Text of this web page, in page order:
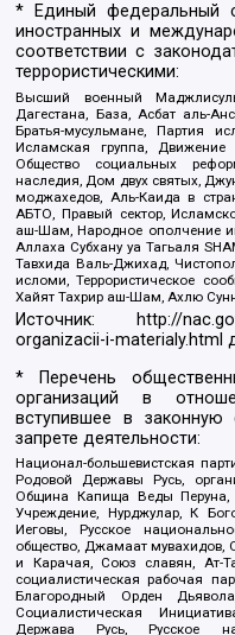
* Единый федеральный
иностранных и
соответствии с
террористическими:
Высший военный
Дагестана, База, Асбат аль-
Братья-мусульмане, Партия
Исламская группа, Движение
Общество социальных
наследия, Дом двух святых,
моджахедов, Аль-Каида в
АБТО, Правый сектор,
аш-Шам, Народное ополчение
Аллаха Субхану уа Тагьаля
Тавхида Валь-Джихад,
исломи, Террористическое
Хайят Тахрир аш-Шам, Ахлю
Источник:
http://
organizacii-i-materialy.html
* Перечень
организаций в
вступившее в
запрете деятельности:
Национал-большевистская
Родовой Державы Русь,
Община Капища Веды Перуна,
Учреждение, Нурджулар, К
Иеговы, Русское
общество, Джамаат мувахидов,
и Карачая, Союз славян, Ат-
социалистическая рабочая
Благородный Орден
Социалистическая
Держава Русь, Русское